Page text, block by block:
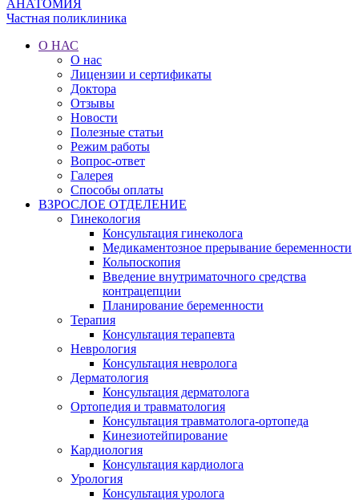
АНАТОМИЯ
Частная поликлиника
О НАС
О нас
Лицензии и сертификаты
Доктора
Отзывы
Новости
Полезные статьи
Режим работы
Вопрос-ответ
Галерея
Способы оплаты
ВЗРОСЛОЕ ОТДЕЛЕНИЕ
Гинекология
Консультация гинеколога
Медикаментозное прерывание беременности
Кольпоскопия
Введение внутриматочного средства
контрацепции
Планирование беременности
Терапия
Консультация терапевта
Неврология
Консультация невролога
Дерматология
Консультация дерматолога
Ортопедия и травматология
Консультация травматолога-ортопеда
Кинезиотейпирование
Кардиология
Консультация кардиолога
Урология
Консультация уролога